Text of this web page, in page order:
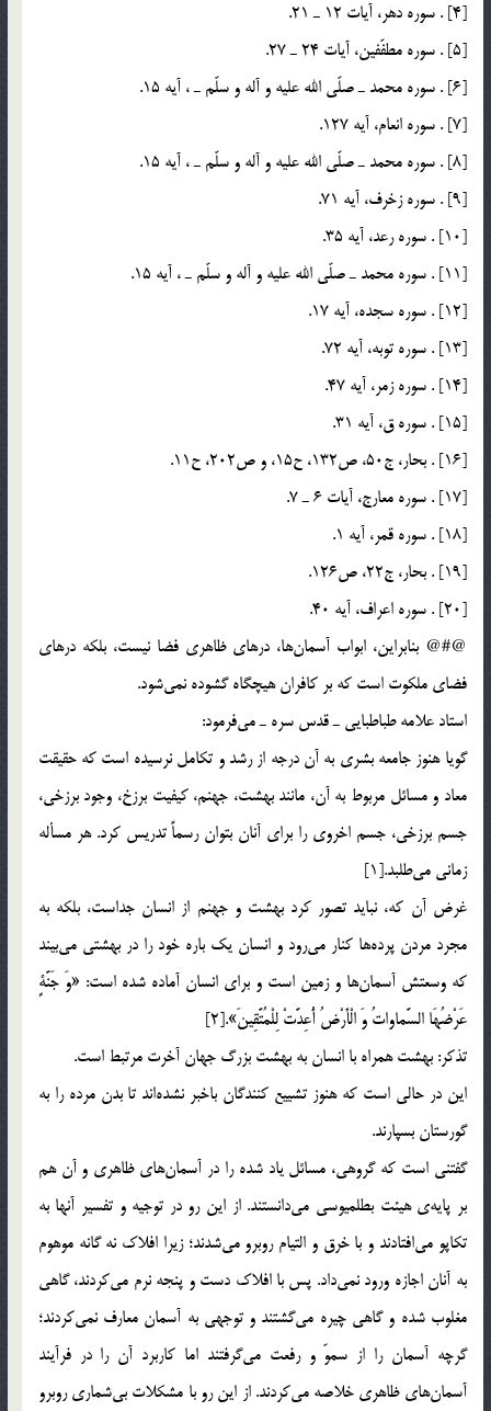
[4] . سوره‌ دهر، آيات 12 ـ 21.
[5] . سوره‌ مطفّفين، آيات 24 ـ 27.
[6] . سوره‌ محمد ـ صلّي الله عليه و آله و سلّم ـ ، آيه‌ 15.
[7] . سوره‌ انعام، آيه‌ 127.
[8] . سوره‌ محمد ـ صلّي الله عليه و آله و سلّم ـ ، آيه‌ 15.
[9] . سوره‌ زخرف، آيه‌ 71.
[10] . سوره‌ رعد، آيه‌ 35.
[11] . سوره‌ محمد ـ صلّي الله عليه و آله و سلّم ـ ، آيه‌ 15.
[12] . سوره‌ سجده، آيه‌ 17.
[13] . سوره‌ توبه، آيه‌ 72.
[14] . سوره‌ زمر، آيه‌ 47.
[15] . سوره‌ ق، آيه‌ 31.
[16] . بحار، ج50، ص132، ح15، و ص202، ح11.
[17] . سوره‌ معارج، آيات 6 ـ 7.
[18] . سوره‌ قمر، آيه‌ 1.
[19] . بحار، ج22، ص126.
[20] . سوره‌ اعراف، آيه‌ 40.
@#@ بنابراين، ابواب آسمان‌ها، درهاي ظاهري فضا نيست، بلكه درهاي
فضاي ملكوت است كه بر كافران هيچگاه گشوده نمي‌شود.
استاد علامه طباطبايي ـ قدس سره ـ مي‌فرمود:
گويا هنوز جامعه بشري به آن درجه از رشد و تكامل نرسيده است كه حقيقت
معاد و مسائل مربوط به آن، مانند بهشت، جهنم، كيفيت برزخ، وجود برزخي،
جسم برزخي، جسم اخروي را براي آنان بتوان رسماً تدريس كرد. هر مسأله
زماني مي‌طلبد.[1]
غرض آن كه، نبايد تصور كرد بهشت و جهنم از انسان جداست، بلكه به
مجرد مردن پرده‌ها كنار مي‌رود و انسان يك باره خود را در بهشتي مي‌بيند
كه وسعتش آسمان‌ها و زمين است و براي انسان آماده شده است: «وَ جَنَّةٍ
عَرْضُهَا السَّماواتُ وَ الْأَرْضُ أُعِدَّتْ لِلْمُتَّقِينَ».[2]
تذكر: بهشت همراه با انسان به بهشت بزرگ جهان آخرت مرتبط است.
اين در حالي است كه هنوز تشييع كنندگان باخبر نشده‌اند تا بدن مرده را به
گورستان بسپارند.
گفتني است كه گروهي، مسائل ياد شده را در آسمان‌هاي ظاهري و آن هم
بر پايه‌ي هيئت بطلميوسي مي‌دانستند. از اين رو در توجيه و تفسير آنها به
تكاپو مي‌افتادند و با خرق و التيام روبرو مي‌شدند؛ زيرا افلاك نه گانه موهوم
به آنان اجازه ورود نمي‌داد. پس با افلاك دست و پنجه نرم مي‌كردند، گاهي
مغلوب شده و گاهي چيره مي‌گشتند و توجهي به آسمان معارف نمي‌كردند؛
گرچه آسمان را از سموّ و رفعت مي‌گرفتند اما كاربرد آن را در فرآيند
آسمان‌هاي ظاهري خلاصه مي‌كردند. از اين رو با مشكلات بي‌شماري روبرو